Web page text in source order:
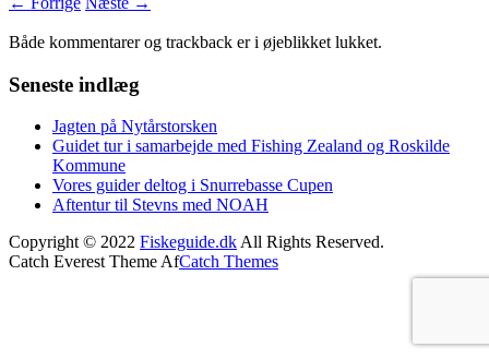
Både kommentarer og trackback er i øjeblikket lukket.
Seneste indlæg
Jagten på Nytårstorsken
Guidet tur i samarbejde med Fishing Zealand og Roskilde
Kommune
Vores guider deltog i Snurrebasse Cupen
Aftentur til Stevns med NOAH
Copyright © 2022 Fiskeguide.dk All Rights Reserved.
Catch Everest Theme AfCatch Themes